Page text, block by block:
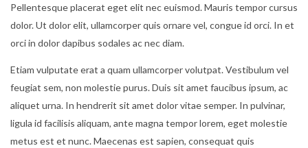
Pellentesque placerat eget elit nec euismod. Mauris tempor cursus
dolor. Ut dolor elit, ullamcorper quis ornare vel, congue id orci. In et
orci in dolor dapibus sodales ac nec diam.
Etiam vulputate erat a quam ullamcorper volutpat. Vestibulum vel
feugiat sem, non molestie purus. Duis sit amet faucibus ipsum, ac
aliquet urna. In hendrerit sit amet dolor vitae semper. In pulvinar,
ligula id facilisis aliquam, ante magna tempor lorem, eget molestie
metus est et nunc. Maecenas est sapien, consequat quis